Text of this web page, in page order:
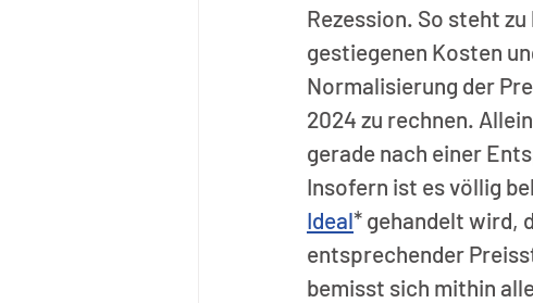
Rezession. So steht
gestiegenen Kosten
Normalisierung der
2024 zu rechnen.
gerade nach einer
Insofern ist es völlig
Ideal* gehandelt wird,
entsprechender
bemisst sich mithin